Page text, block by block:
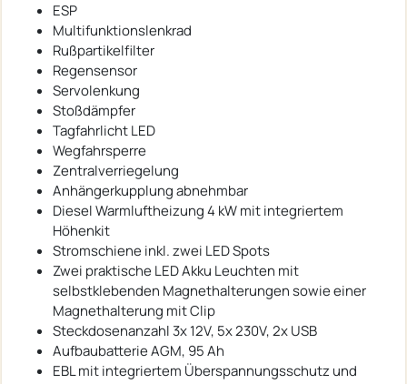
ESP
Multifunktionslenkrad
Rußpartikelfilter
Regensensor
Servolenkung
Stoßdämpfer
Tagfahrlicht LED
Wegfahrsperre
Zentralverriegelung
Anhängerkupplung abnehmbar
Diesel Warmluftheizung 4 kW mit integriertem
Höhenkit
Stromschiene inkl. zwei LED Spots
Zwei praktische LED Akku Leuchten mit
selbstklebenden Magnethalterungen sowie einer
Magnethalterung mit Clip
Steckdosenanzahl 3x 12V, 5x 230V, 2x USB
Aufbaubatterie AGM, 95 Ah
EBL mit integriertem Überspannungsschutz und